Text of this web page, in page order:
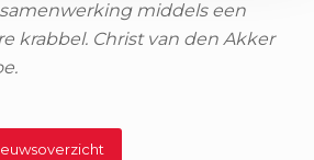
middels een
krabbel. Christ van den Akker